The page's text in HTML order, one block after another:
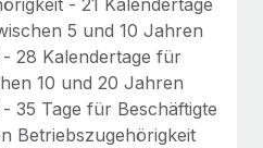
bei Remote Unternehmen
die beste...
5 und 10 Jahren
28 Kalendertage für
10 und 20 Jahren
35 Tage für Beschäftigte
Betriebszugehörigkeit